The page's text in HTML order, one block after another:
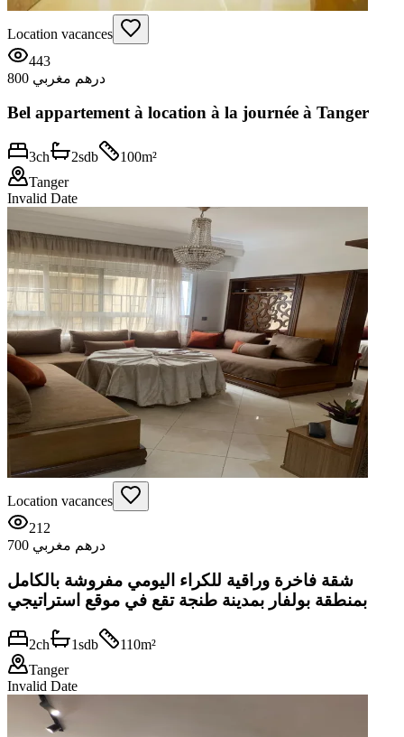
Location vacances
443
800 درهم مغربي
Bel appartement à location à la journée à Tanger
3ch 2sdb 100m²
Tanger
Invalid Date
Location vacances
212
700 درهم مغربي
شقة فاخرة وراقية للكراء اليومي مفروشة بالكامل
بمنطقة بولفار بمدينة طنجة تقع في موقع استراتيجي
2ch 1sdb 110m²
Tanger
Invalid Date